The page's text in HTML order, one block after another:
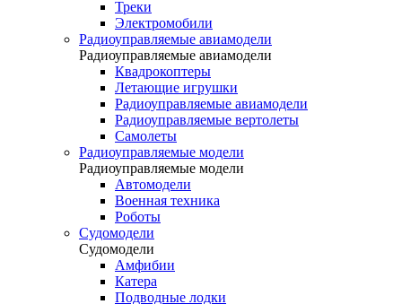
Треки
Электромобили
Радиоуправляемые авиамодели
Радиоуправляемые авиамодели
Квадрокоптеры
Летающие игрушки
Радиоуправляемые авиамодели
Радиоуправляемые вертолеты
Самолеты
Радиоуправляемые модели
Радиоуправляемые модели
Автомодели
Военная техника
Роботы
Судомодели
Судомодели
Амфибии
Катера
Подводные лодки